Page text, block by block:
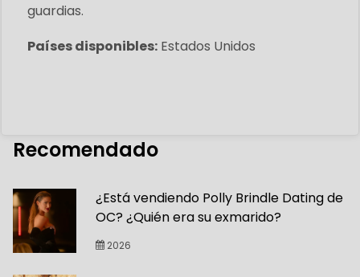
guardias.
Países disponibles: Estados Unidos
Recomendado
¿Está vendiendo Polly Brindle Dating de
OC? ¿Quién era su exmarido?
2026